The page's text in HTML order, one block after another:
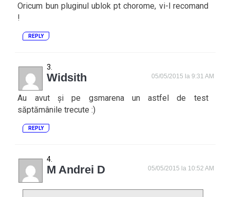
Oricum bun pluginul ublok pt chorome, vi-l recomand
!
REPLY
Widsith 05/05/2015 la 9:31 AM
Au avut și pe gsmarena un astfel de test
săptămânile trecute :)
REPLY
M Andrei D 05/05/2015 la 10:52 AM